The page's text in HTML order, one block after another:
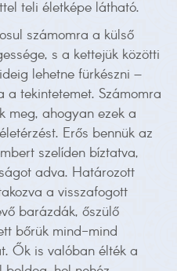
teli életképe látható.
számomra a külső
s a kettejük közötti
lehetne fürkészni –
a tekintetemet. Számomra
meg, ahogyan ezek a
Erős bennük az
szelíden bíztatva,
adva. Határozott
a visszafogott
barázdák, őszülő
bőrük mind-mind
Ők is valóban élték a